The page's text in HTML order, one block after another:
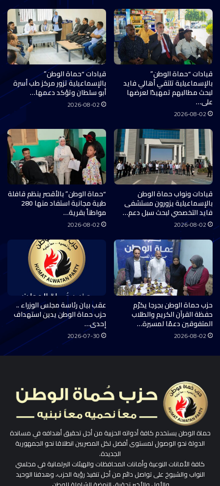
قيادات “حماة الوطن”
بالإسماعيلية تلتقي أهالي فايد
لبحث مطالبهم تمهيدًا لعرضها
على…
2026-08-02
قيادات “حماة الوطن”
بالإسماعيلية تزور مركز طب أسرة
أبو سلطان وتؤكد دعمها…
2026-08-02
قيادات ونواب حماة الوطن
بالإسماعيلية يزورون مستشفى
فايد التخصصي لبحث سبل دعم…
2026-08-02
“حماة الوطن” بالأقصر ينظم قافلة
طبية مجانية استفاد منها 280
مواطناً بقرية…
2026-08-02
حزب حماة الوطن بجرجا يكرّم
حفظة القرآن الكريم والطلاب
المتفوقين دعمًا لمسيرة…
2026-08-02
عقب بيان رئاسة مجلس الوزراء ..
حزب حماة الوطن يدين استهداف
إحدى…
2026-07-30
حماة الوطن يستخدم كافة أدواته الحزبية من أجل تحقيق أهدافه في مساندة
الدولة نحو الوصول لمستوى أفضل لكل المصريين انطلاقا نحو الجمهورية
الجديدة.
كافة الأمانات النوعية وأمانات المحافظات والهيئات البرلمانية في مجلسي
النواب والشيوخ على تواصل دائم من أجل تنفيذ رؤية الحزب، وهدفنا الوحيد